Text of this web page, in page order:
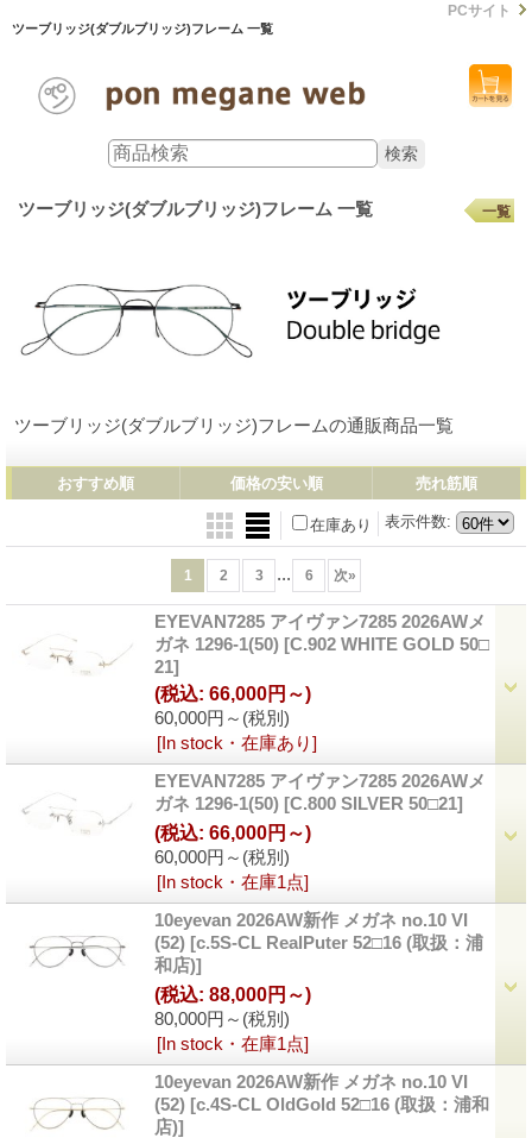
ツーブリッジ(ダブルブリッジ)フレーム 一覧
PCサイト
ツーブリッジ(ダブルブリッジ)フレーム 一覧
ツーブリッジ(ダブルブリッジ)フレームの通販商品一覧
一覧
おすすめ順 価格の安い順 売れ筋順
表示件数:
在庫あり
1 2 3 ... 6 次»
EYEVAN7285 アイヴァン7285 2026AWメ
ガネ 1296-1(50) [C.902 WHITE GOLD 50□
21]
60,000円～ (税別)
(税込: 66,000円～)
[In stock・在庫あり]
EYEVAN7285 アイヴァン7285 2026AWメ
ガネ 1296-1(50) [C.800 SILVER 50□21]
60,000円～ (税別)
(税込: 66,000円～)
[In stock・在庫1点]
10eyevan 2026AW新作 メガネ no.10 VI
(52) [c.5S-CL RealPuter 52□16 (取扱：浦
和店)]
80,000円～ (税別)
(税込: 88,000円～)
[In stock・在庫1点]
10eyevan 2026AW新作 メガネ no.10 VI
(52) [c.4S-CL OldGold 52□16 (取扱：浦和
店)]